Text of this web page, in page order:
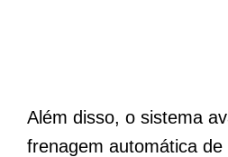
Além disso, o sistema
frenagem automática